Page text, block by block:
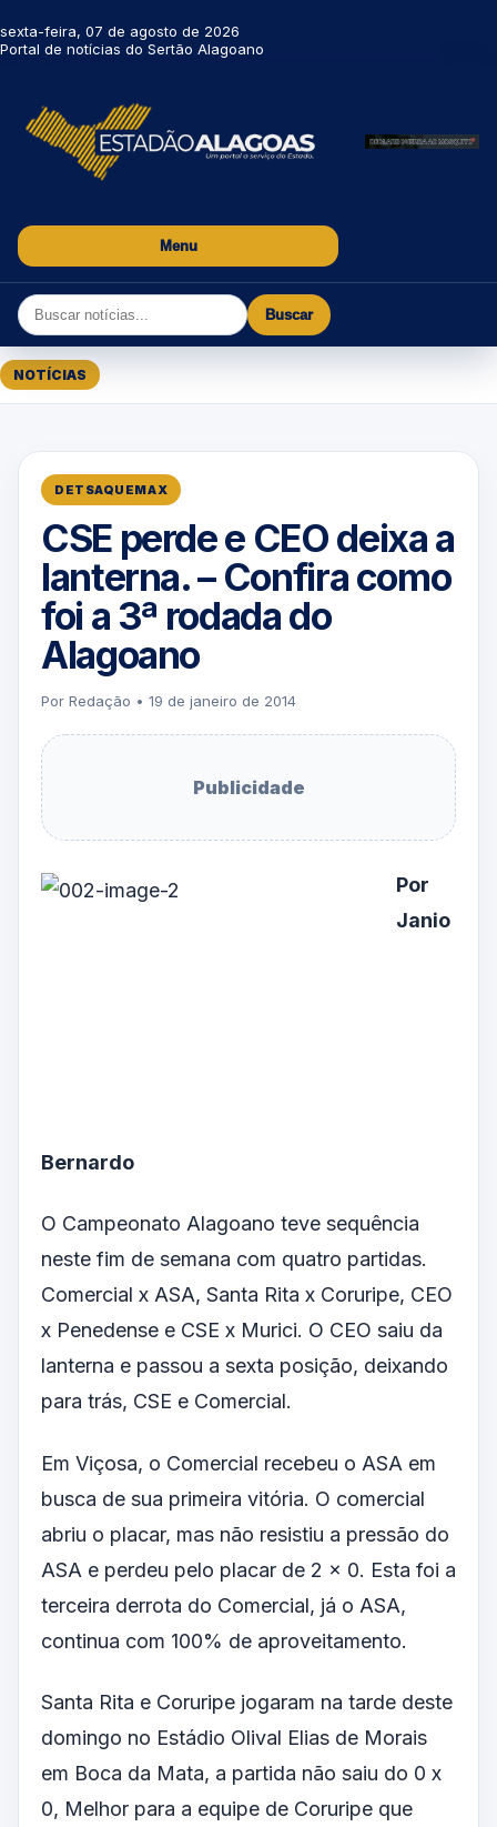
sexta-feira, 07 de agosto de 2026
Portal de notícias do Sertão Alagoano
Menu
Buscar
NOTÍCIAS
DETSAQUEMAX
CSE perde e CEO deixa a
lanterna. – Confira como
foi a 3ª rodada do
Alagoano
Por Redação • 19 de janeiro de 2014
Publicidade
Por
Janio
Bernardo
O Campeonato Alagoano teve sequência
neste fim de semana com quatro partidas.
Comercial x ASA, Santa Rita x Coruripe, CEO
x Penedense e CSE x Murici. O CEO saiu da
lanterna e passou a sexta posição, deixando
para trás, CSE e Comercial.
Em Viçosa, o Comercial recebeu o ASA em
busca de sua primeira vitória. O comercial
abriu o placar, mas não resistiu a pressão do
ASA e perdeu pelo placar de 2 x 0. Esta foi a
terceira derrota do Comercial, já o ASA,
continua com 100% de aproveitamento.
Santa Rita e Coruripe jogaram na tarde deste
domingo no Estádio Olival Elias de Morais
em Boca da Mata, a partida não saiu do 0 x
0, Melhor para a equipe de Coruripe que